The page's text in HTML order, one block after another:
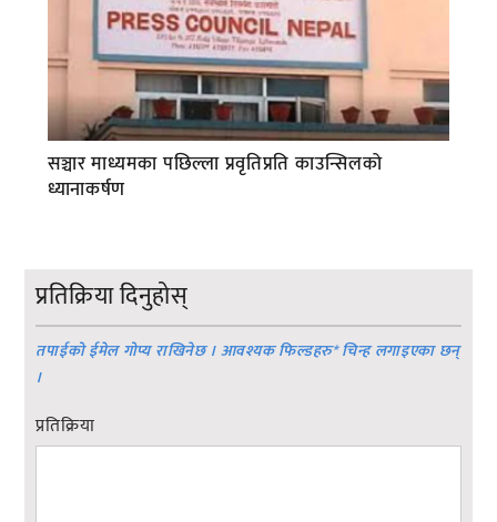
सञ्चार माध्यमका पछिल्ला प्रवृतिप्रति काउन्सिलको
ध्यानाकर्षण
प्रतिक्रिया दिनुहोस्
तपाईको ईमेल गोप्य राखिनेछ । आवश्यक फिल्डहरु*चिन्ह लगाइएका छन्
।
प्रतिक्रिया